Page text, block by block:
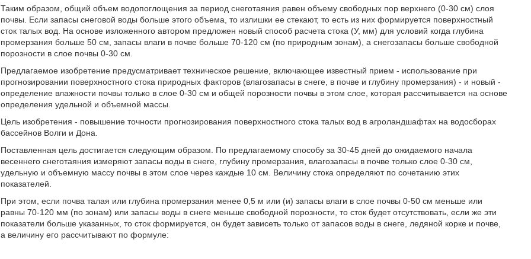
Таким образом, общий объем водопоглощения за период снеготаяния равен объему свободных пор верхнего (0-30 см) слоя
почвы. Если запасы снеговой воды больше этого объема, то излишки ее стекают, то есть из них формируется поверхностный
сток талых вод. На основе изложенного автором предложен новый способ расчета стока (У, мм) для условий когда глубина
промерзания больше 50 см, запасы влаги в почве больше 70-120 см (по природным зонам), а снегозапасы больше свободной
порозности в слое почвы 0-30 см.
Предлагаемое изобретение предусматривает техническое решение, включающее известный прием - использование при
прогнозировании поверхностного стока природных факторов (влагозапасы в снеге, в почве и глубину промерзания) - и новый -
определение влажности почвы только в слое 0-30 см и общей порозности почвы в этом слое, которая рассчитывается на основе
определения удельной и объемной массы.
Цель изобретения - повышение точности прогнозирования поверхностного стока талых вод в агроландшафтах на водосборах
бассейнов Волги и Дона.
Поставленная цель достигается следующим образом. По предлагаемому способу за 30-45 дней до ожидаемого начала
весеннего снеготаяния измеряют запасы воды в снеге, глубину промерзания, влагозапасы в почве только слое 0-30 см,
удельную и объемную массу почвы в этом слое через каждые 10 см. Величину стока определяют по сочетанию этих
показателей.
При этом, если почва талая или глубина промерзания менее 0,5 м или (и) запасы влаги в слое почвы 0-50 см меньше или
равны 70-120 мм (по зонам) или запасы воды в снеге меньше свободной порозности, то сток будет отсутствовать, если же эти
показатели больше указанных, то сток формируется, он будет зависеть только от запасов воды в снеге, ледяной корке и почве,
а величину его рассчитывают по формуле: